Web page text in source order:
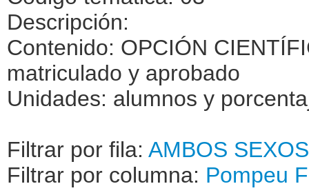
Descripción:
Contenido: OPCIÓN
matriculado y aprobado
Unidades: alumnos y
Filtrar por fila: AMBOS SEXOS
Filtrar por columna: Pompeu